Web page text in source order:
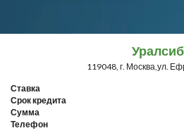
Уралсиб
119048, г. Москва,ул.
Ставка
Срок кредита
Сумма
Телефон